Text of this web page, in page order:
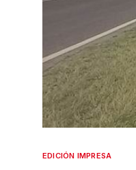
EDICIÓN IMPRESA